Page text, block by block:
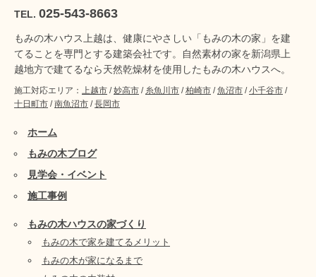
TEL. 025-543-8663
もみの木ハウス上越は、健康にやさしい「もみの木の家」を建
てることを専門とする建築会社です。自然素材の家を新潟県上
越地方で建てるなら天然乾燥材を使用したもみの木ハウスへ。
施工対応エリア： 上越市 /妙高市 / 糸魚川市 /柏崎市 /魚沼市 /小千谷市 /
十日町市 /南魚沼市 /長岡市
ホーム
もみの木ブログ
見学会・イベント
施工事例
もみの木ハウスの家づくり
もみの木で家を建てるメリット
もみの木が家になるまで